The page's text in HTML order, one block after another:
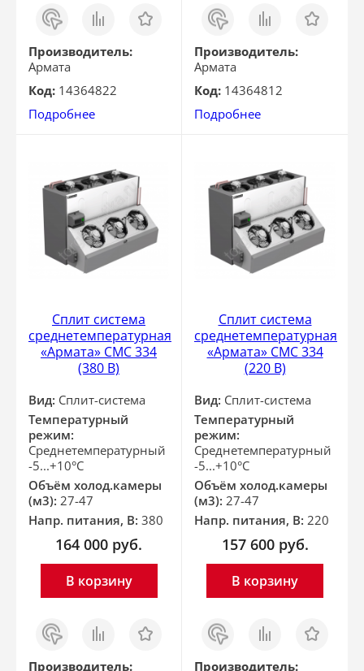
Заказ
в 1
клик
Сравнить Отложить
Производитель:
Армата
Код: 14364822
Подробнее
Заказ
в 1
клик
Сравнить Отложить
Производитель:
Армата
Код: 14364812
Подробнее
Сплит система
среднетемпературная
«Армата» СМС 334
(380 В)
Вид: Сплит-система
Температурный
режим:
Среднетемпературный
-5...+10°С
Объём холод.камеры
(м3): 27-47
Напр. питания, В: 380
164 000 руб.
В корзину
Заказ
в 1
клик
Сравнить Отложить
Производитель:
Сплит система
среднетемпературная
«Армата» СМС 334
(220 В)
Вид: Сплит-система
Температурный
режим:
Среднетемпературный
-5...+10°С
Объём холод.камеры
(м3): 27-47
Напр. питания, В: 220
157 600 руб.
В корзину
Заказ
в 1
клик
Сравнить Отложить
Производитель: